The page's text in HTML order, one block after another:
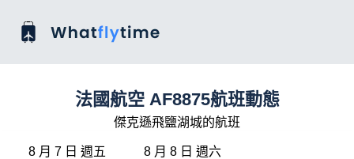
法國航空 AF8875航班動態
傑克遜飛鹽湖城的航班
8 月 7 日 週五 8 月 8 日 週六